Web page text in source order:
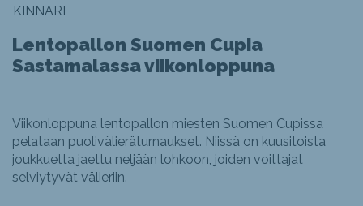
KINNARI
Lentopallon Suomen Cupia
Sastamalassa viikonloppuna
Viikonloppuna lentopallon miesten Suomen Cupissa
pelataan puolivälieräturnaukset. Niissä on kuusitoista
joukkuetta jaettu neljään lohkoon, joiden voittajat
selviytyvät välieriin.